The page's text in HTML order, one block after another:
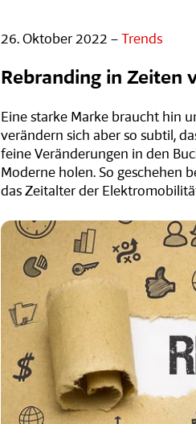
26. Oktober 2022 – Trends
Rebranding in Zeiten
Eine starke Marke braucht hin
verändern sich aber so subtil,
feine Veränderungen in den
Moderne holen. So geschehen
das Zeitalter der